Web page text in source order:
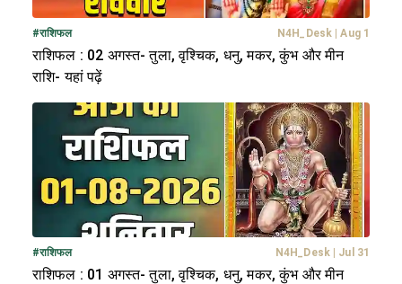
#राशिफल N4H_Desk | Aug 1
राशिफल : 02 अगस्त- तुला, वृश्चिक, धनु, मकर, कुंभ और मीन
राशि- यहां पढ़ें
#राशिफल N4H_Desk| Jul 31
राशिफल : 01 अगस्त- तुला, वृश्चिक, धनु, मकर, कुंभ और मीन